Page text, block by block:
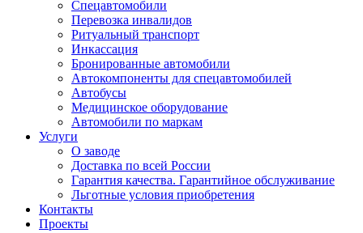
Спецавтомобили
Перевозка инвалидов
Ритуальный транспорт
Инкассация
Бронированные автомобили
Автокомпоненты для спецавтомобилей
Автобусы
Медицинское оборудование
Автомобили по маркам
Услуги
О заводе
Доставка по всей России
Гарантия качества. Гарантийное обслуживание
Льготные условия приобретения
Контакты
Проекты